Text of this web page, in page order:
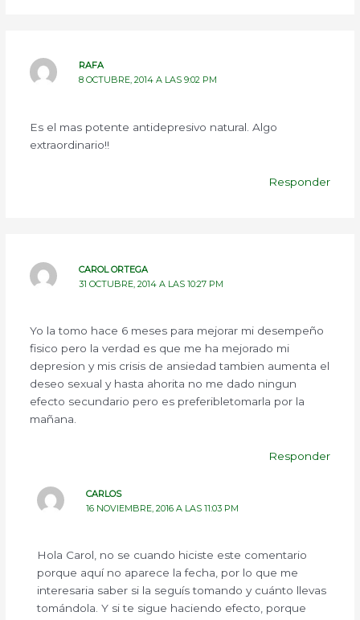
RAFA
8 OCTUBRE, 2014 A LAS 9:02 PM
Es el mas potente antidepresivo natural. Algo
extraordinario!!
Responder
CAROL ORTEGA
31 OCTUBRE, 2014 A LAS 10:27 PM
Yo la tomo hace 6 meses para mejorar mi desempeño
fisico pero la verdad es que me ha mejorado mi
depresion y mis crisis de ansiedad tambien aumenta el
deseo sexual y hasta ahorita no me dado ningun
efecto secundario pero es preferibletomarla por la
mañana.
Responder
CARLOS
16 NOVIEMBRE, 2016 A LAS 11:03 PM
Hola Carol, no se cuando hiciste este comentario
porque aquí no aparece la fecha, por lo que me
interesaria saber si la seguís tomando y cuánto llevas
tomándola. Y si te sigue haciendo efecto, porque